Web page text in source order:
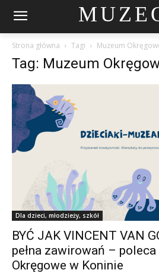
Strona główna Tagi Muzeum
Tag: Muzeum
Dla dzieci, młodzieży, szkół
BYĆ JAK VINCENT VAN
pełna zawirowań –
Okręgowe w Koninie